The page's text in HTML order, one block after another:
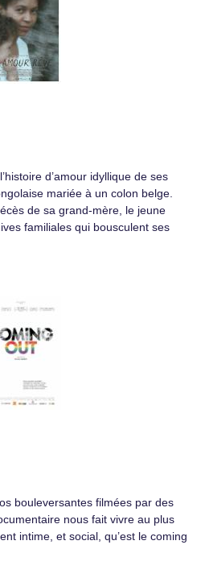
d’amour idyllique de ses
mariée à un colon belge.
de sa grand-mère, le jeune
familiales qui bousculent ses
bouleversantes filmées par des
nous fait vivre au plus
intime, et social, qu’est le coming